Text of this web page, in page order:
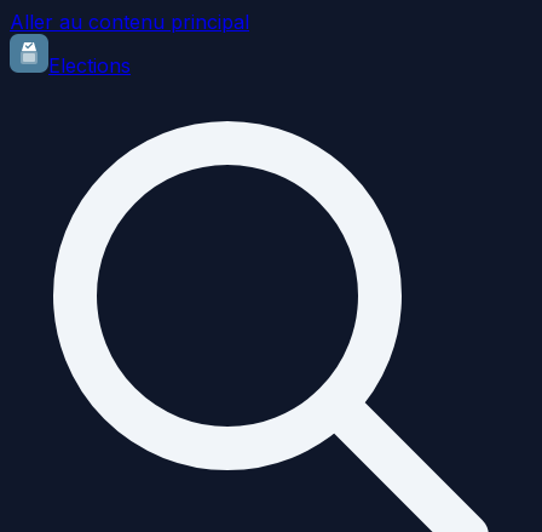
Aller au contenu principal
Elections